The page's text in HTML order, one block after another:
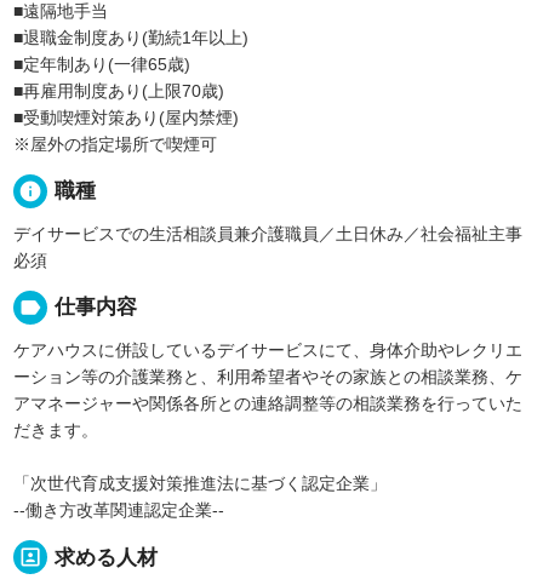
■遠隔地手当
■退職金制度あり(勤続1年以上)
■定年制あり(一律65歳)
■再雇用制度あり(上限70歳)
■受動喫煙対策あり(屋内禁煙)
※屋外の指定場所で喫煙可
info 職種
デイサービスでの生活相談員兼介護職員／土日休み／社会福祉主事
必須
label 仕事内容
ケアハウスに併設しているデイサービスにて、身体介助やレクリエ
ーション等の介護業務と、利用希望者やその家族との相談業務、ケ
アマネージャーや関係各所との連絡調整等の相談業務を行っていた
だきます。
「次世代育成支援対策推進法に基づく認定企業」
--働き方改革関連認定企業--
portrait 求める人材